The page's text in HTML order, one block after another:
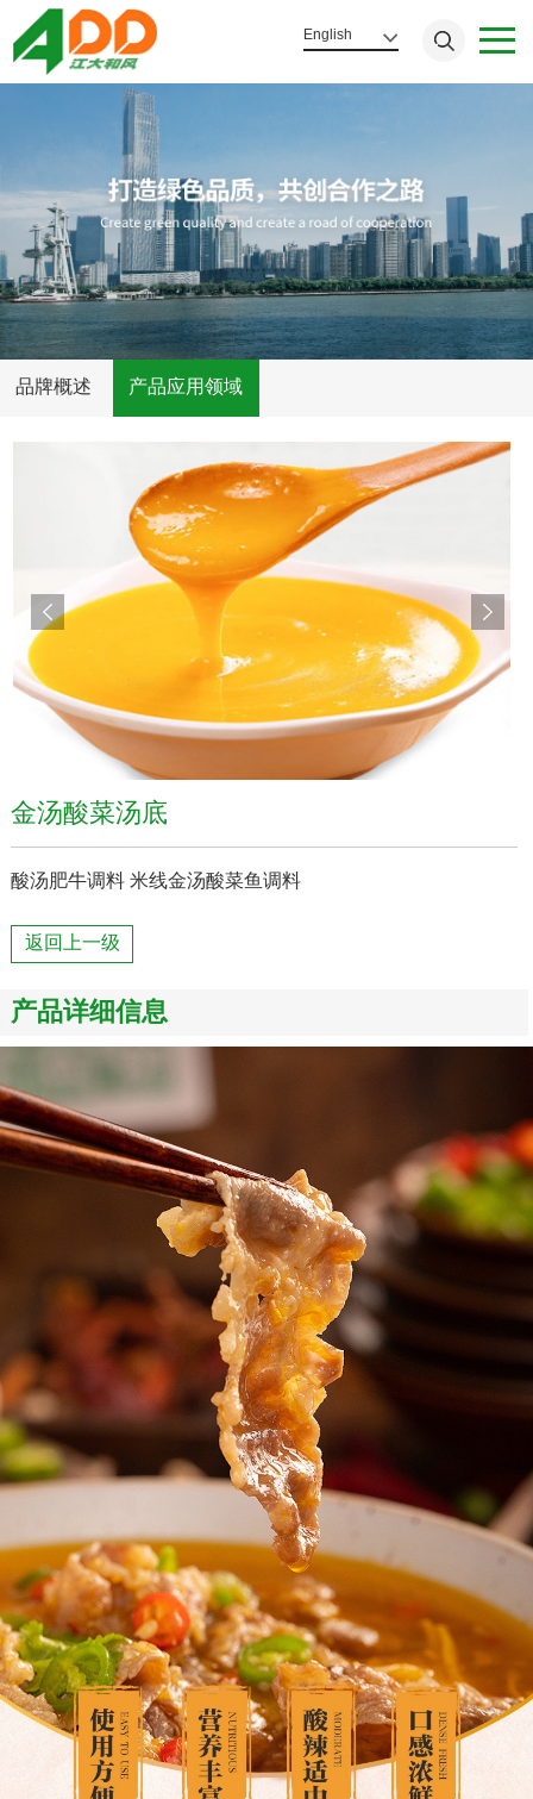
English
品牌概述 产品应用领域
金汤酸菜汤底
酸汤肥牛调料 米线金汤酸菜鱼调料
返回上一级
产品详细信息